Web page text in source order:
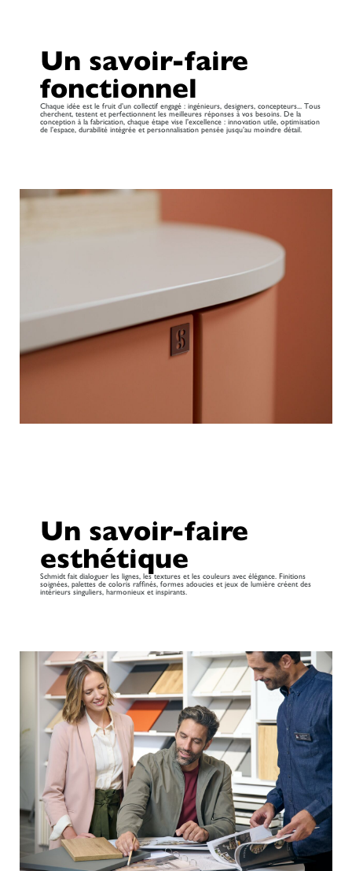
Un savoir-faire
fonctionnel
Chaque idée est le fruit d’un collectif engagé : ingénieurs, designers, concepteurs... Tous
cherchent, testent et perfectionnent les meilleures réponses à vos besoins. De la
conception à la fabrication, chaque étape vise l’excellence : innovation utile, optimisation
de l’espace, durabilité intégrée et personnalisation pensée jusqu’au moindre détail.
Un savoir-faire
esthétique
Schmidt fait dialoguer les lignes, les textures et les couleurs avec élégance. Finitions
soignées, palettes de coloris raffinés, formes adoucies et jeux de lumière créent des
intérieurs singuliers, harmonieux et inspirants.